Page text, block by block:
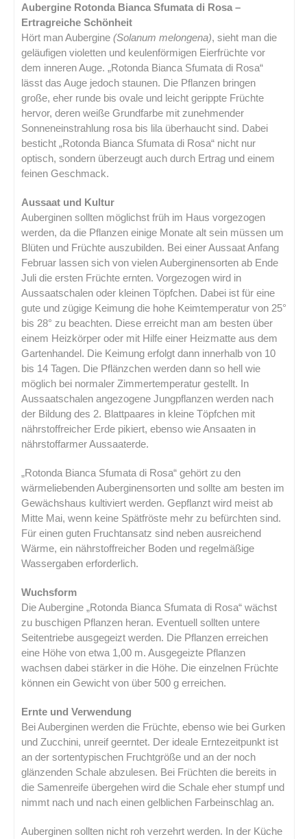
Aubergine Rotonda Bianca Sfumata di Rosa –
Ertragreiche Schönheit
Hört man Aubergine (Solanum melongena), sieht man die
geläufigen violetten und keulenförmigen Eierfrüchte vor
dem inneren Auge. „Rotonda Bianca Sfumata di Rosa“
lässt das Auge jedoch staunen. Die Pflanzen bringen
große, eher runde bis ovale und leicht gerippte Früchte
hervor, deren weiße Grundfarbe mit zunehmender
Sonneneinstrahlung rosa bis lila überhaucht sind. Dabei
besticht „Rotonda Bianca Sfumata di Rosa“ nicht nur
optisch, sondern überzeugt auch durch Ertrag und einem
feinen Geschmack.
Aussaat und Kultur
Auberginen sollten möglichst früh im Haus vorgezogen
werden, da die Pflanzen einige Monate alt sein müssen um
Blüten und Früchte auszubilden. Bei einer Aussaat Anfang
Februar lassen sich von vielen Auberginensorten ab Ende
Juli die ersten Früchte ernten. Vorgezogen wird in
Aussaatschalen oder kleinen Töpfchen. Dabei ist für eine
gute und zügige Keimung die hohe Keimtemperatur von 25°
bis 28° zu beachten. Diese erreicht man am besten über
einem Heizkörper oder mit Hilfe einer Heizmatte aus dem
Gartenhandel. Die Keimung erfolgt dann innerhalb von 10
bis 14 Tagen. Die Pflänzchen werden dann so hell wie
möglich bei normaler Zimmertemperatur gestellt. In
Aussaatschalen angezogene Jungpflanzen werden nach
der Bildung des 2. Blattpaares in kleine Töpfchen mit
nährstoffreicher Erde pikiert, ebenso wie Ansaaten in
nährstoffarmer Aussaaterde.
„Rotonda Bianca Sfumata di Rosa“ gehört zu den
wärmeliebenden Auberginensorten und sollte am besten im
Gewächshaus kultiviert werden. Gepflanzt wird meist ab
Mitte Mai, wenn keine Spätfröste mehr zu befürchten sind.
Für einen guten Fruchtansatz sind neben ausreichend
Wärme, ein nährstoffreicher Boden und regelmäßige
Wassergaben erforderlich.
Wuchsform
Die Aubergine „Rotonda Bianca Sfumata di Rosa“ wächst
zu buschigen Pflanzen heran. Eventuell sollten untere
Seitentriebe ausgegeizt werden. Die Pflanzen erreichen
eine Höhe von etwa 1,00 m. Ausgegeizte Pflanzen
wachsen dabei stärker in die Höhe. Die einzelnen Früchte
können ein Gewicht von über 500 g erreichen.
Ernte und Verwendung
Bei Auberginen werden die Früchte, ebenso wie bei Gurken
und Zucchini, unreif geerntet. Der ideale Erntezeitpunkt ist
an der sortentypischen Fruchtgröße und an der noch
glänzenden Schale abzulesen. Bei Früchten die bereits in
die Samenreife übergehen wird die Schale eher stumpf und
nimmt nach und nach einen gelblichen Farbeinschlag an.
Auberginen sollten nicht roh verzehrt werden. In der Küche